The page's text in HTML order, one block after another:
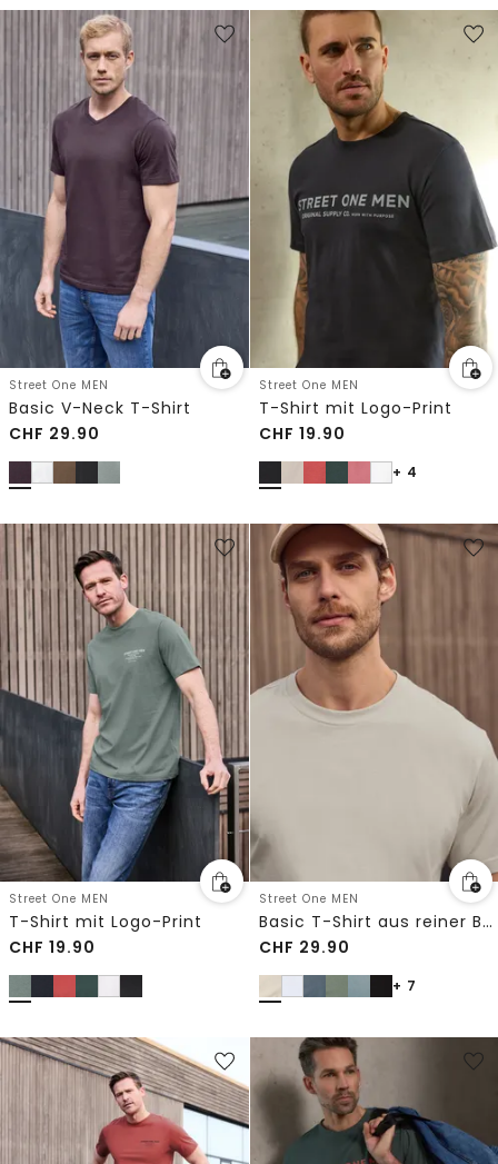
Street One MEN
Basic V-Neck T-Shirt
CHF 29.90
Street One MEN
T-Shirt mit Logo-Print
CHF 19.90
+ 4
Street One MEN
T-Shirt mit Logo-Print
CHF 19.90
Street One MEN
Basic T-Shirt aus reiner Baumwolle
CHF 29.90
+ 7